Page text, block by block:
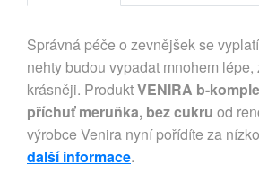
Správná péče o zevnějšek se
nehty budou vypadat mnohem
krásněji. ProduktVENIRA b-
příchuť meruňka, bez cukru od
výrobce Venira nyní pořídíte za
další informace.